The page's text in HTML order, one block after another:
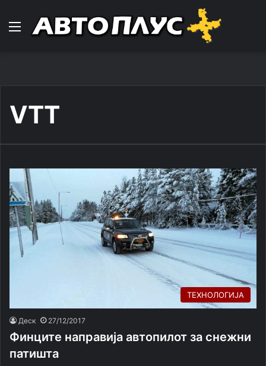
Навигација
VTT
ТЕХНОЛОГИЈА
Деск 27/12/2017
Финците направија автопилот за снежни
патишта